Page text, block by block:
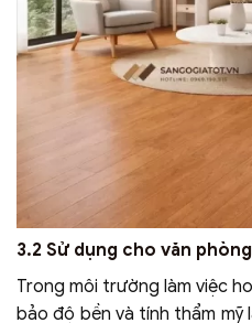
3.2 Sử dụng cho văn
Trong môi trường làm việc
bảo độ bền và tính thẩm mỹ